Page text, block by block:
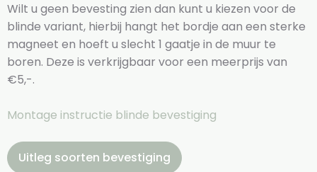
Wilt u geen bevesting zien dan kunt u kiezen voor de
blinde variant, hierbij hangt het bordje aan een sterke
magneet en hoeft u slecht 1 gaatje in de muur te
boren. Deze is verkrijgbaar voor een meerprijs van
€5,-.
Montage instructie blinde bevestiging
Uitleg soorten bevestiging